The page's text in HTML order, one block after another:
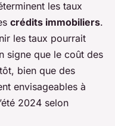
les taux
crédits immobiliers.
les taux pourrait
signe que le coût des
bien que des
envisageables à
2024 selon